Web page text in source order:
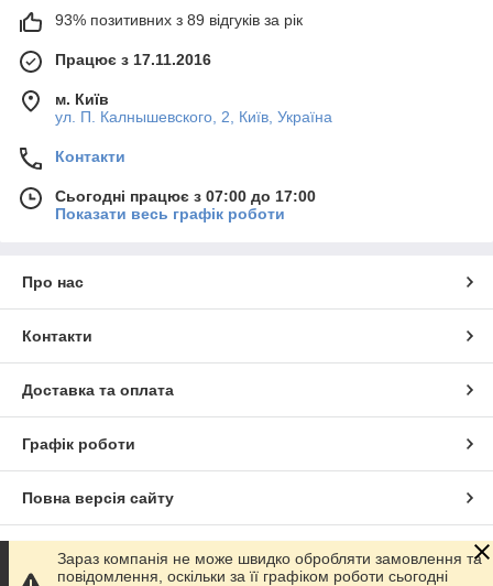
93% позитивних з 89 відгуків за рік
Працює з 17.11.2016
м. Київ
ул. П. Калнышевского, 2, Київ, Україна
Контакти
Сьогодні працює з 07:00 до 17:00
Показати весь графік роботи
Про нас
Контакти
Доставка та оплата
Графік роботи
Повна версія сайту
Сайт створено на маркетплейсі Prom.ua
Зараз компанія не може швидко обробляти замовлення та
повідомлення, оскільки за її графіком роботи сьогодні